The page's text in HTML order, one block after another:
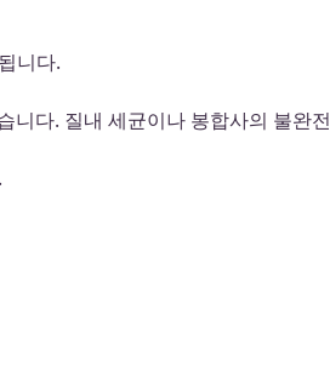
니다.
니다. 질내 세균이나 봉합사의 불완전